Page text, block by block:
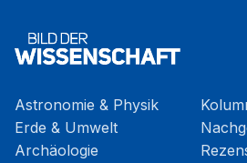
Astronomie & Physik
Erde & Umwelt
Archäologie